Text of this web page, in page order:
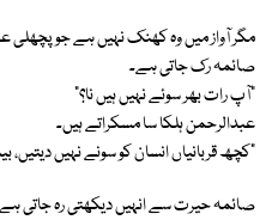
مگر آواز میں وہ کھنک نہیں ہے جو پچھلی
صائمہ رک جاتی ہے۔
“آپ رات بھر سوئے نہیں ہیں نا؟”
عبدالرحمن ہلکا سا مسکراتے ہیں۔
“کچھ قربانیاں انسان کو سونے نہیں دیتیں،
صائمہ حیرت سے انہیں دیکھتی رہ جاتی